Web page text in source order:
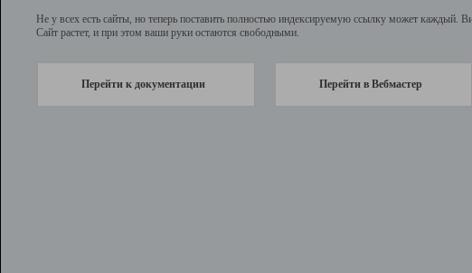
Не у всех есть сайты, но теперь поставить полностью индексируемую ссылку может каждый.
Сайт растет, и при этом ваши руки остаются свободными.
Перейти к документации Перейти в Вебмастер